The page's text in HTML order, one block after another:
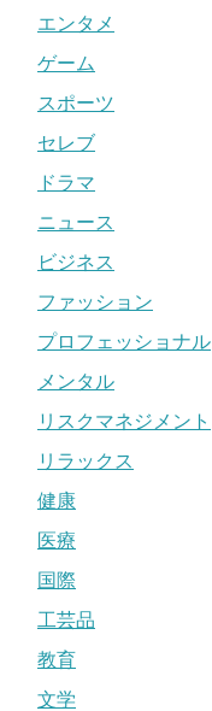
エンタメ
ゲーム
スポーツ
セレブ
ドラマ
ニュース
ビジネス
ファッション
プロフェッショナル
メンタル
リスクマネジメント
リラックス
健康
医療
国際
工芸品
教育
文学